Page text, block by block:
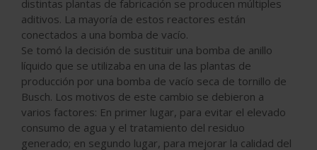
distintas plantas de fabricación se producen múltiples
aditivos. La mayoría de estos reactores están
conectados a una bomba de vacío.
Se tomó la decisión de sustituir una bomba de anillo
líquido que se utilizaba en una de las plantas de
producción por una bomba de vacío seca de tornillo de
Busch. Los motivos de este cambio se debieron a
varios factores: En primer lugar, para evitar el elevado
consumo de agua y el tratamiento del residuo
generado; en segundo lugar, para mejorar la calidad del